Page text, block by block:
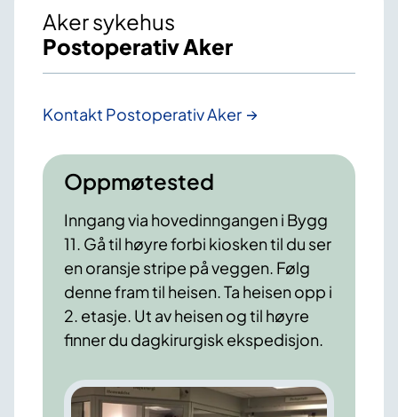
Aker sykehus
Postoperativ Aker
Kontakt Postoperativ Aker
Oppmøtested
Inngang via hovedinngangen i Bygg
11. Gå til høyre forbi kiosken til du ser
en oransje stripe på veggen. Følg
denne fram til heisen. Ta heisen opp i
2. etasje. Ut av heisen og til høyre
finner du dagkirurgisk ekspedisjon.